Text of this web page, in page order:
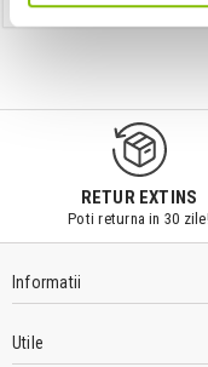
RETUR EXTINS
Poti returna in 30 zile!
Informatii
Utile